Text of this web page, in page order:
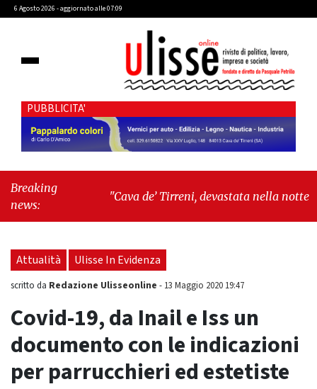
6 Agosto 2026 - aggiornato alle 07:09
PUBBLICITA'
Breaking
news:
"Cava de’ Tirreni, devastata nella notte la
fragilità sociali e pressioni economiche"
Attualità Ulisse In Evidenza
scritto da Redazione Ulisseonline - 13 Maggio 2020 19:47
Covid-19, da Inail e Iss un
documento con le indicazioni
per parrucchieri ed estetiste